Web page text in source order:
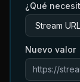
¿Qué
Nuevo valor